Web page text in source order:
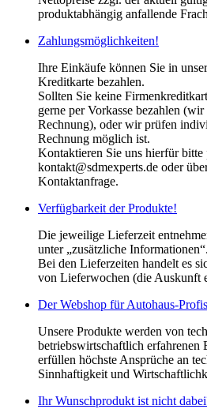
produktabhängig anfallende
Zahlungsmöglichkeiten!
Ihre Einkäufe können Sie in
Kreditkarte bezahlen.
Sollten Sie keine
gerne per Vorkasse bezahlen
Rechnung), oder wir prüfen
Rechnung möglich ist.
Kontaktieren Sie uns hierfür
kontakt@sdmexperts.de oder
Kontaktanfrage.
Verfügbarkeit der Produkte!
Die jeweilige Lieferzeit
unter „zusätzliche Informationen“.
Bei den Lieferzeiten handelt es
von Lieferwochen (die Auskunft
Der Webshop für Autohaus-
Unsere Produkte werden von
betriebswirtschaftlich erfahrenen
erfüllen höchste Ansprüche an
Sinnhaftigkeit und
Ihr Wunschprodukt ist nicht